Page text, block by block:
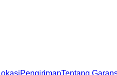
LokasiPengirimanTentang